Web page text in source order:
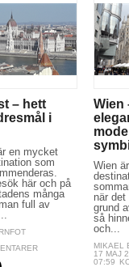
– hett
i
en mycket
som
här och på
många
full av
Wien
Wien
när det
grund
så
och...
MIKAEL
17 MAJ
07:59